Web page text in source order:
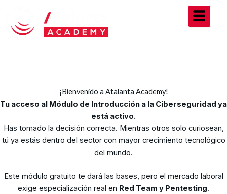
contenido
¡Bienvenido a Atalanta Academy!
Tu acceso al Módulo de Introducción a la Ciberseguridad ya
está activo.
Has tomado la decisión correcta. Mientras otros solo curiosean,
tú ya estás dentro del sector con mayor crecimiento tecnológico
del mundo.
Este módulo gratuito te dará las bases, pero el mercado laboral
exige especialización real en Red Team y Pentesting.